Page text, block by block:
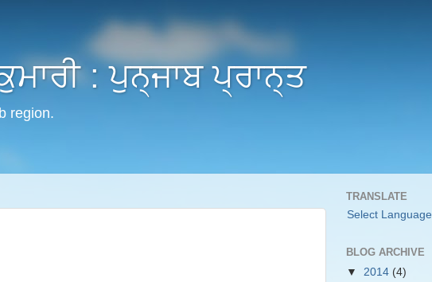
: ਪੁਨ੍ਜਾਬ ਪ੍ਰਾਨ੍ਤ
region.
TRANSLATE
Select Language
BLOG ARCHIVE
▼ 2014 (4)